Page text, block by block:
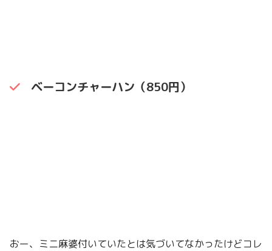
ベーコンチャーハン（850円）
おー、ミニ麻婆付いていたとは気づいてなかったけどコレ